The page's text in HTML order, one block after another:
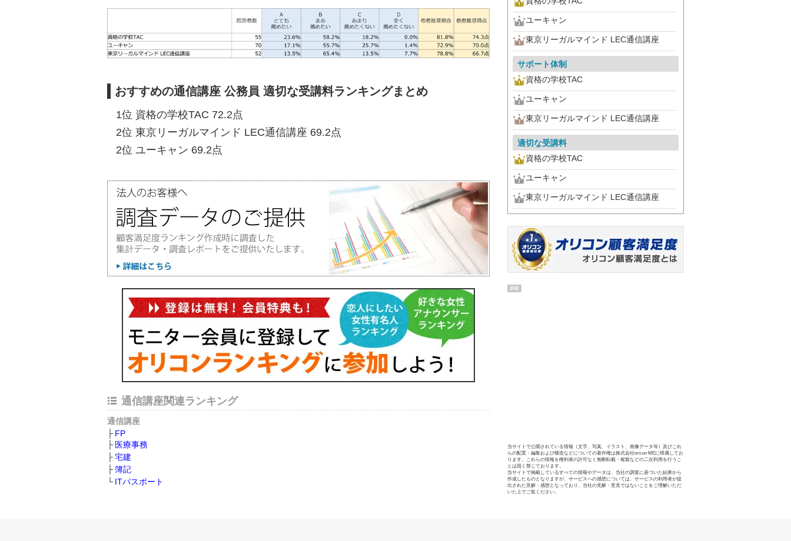
おすすめの通信講座 公務員 適切な受講料ランキングまとめ
1位 資格の学校TAC 72.2点
2位 東京リーガルマインド LEC通信講座 69.2点
2位 ユーキャン 69.2点
通信講座関連ランキング
通信講座
FP
医療事務
宅建
簿記
ITパスポート
ユーキャン
東京リーガルマインド LEC通信講座
サポート体制
資格の学校TAC
ユーキャン
東京リーガルマインド LEC通信講座
適切な受講料
資格の学校TAC
ユーキャン
東京リーガルマインド LEC通信講座
PR
当サイトで公開されている情報（文字、写真、イラスト、画像データ等）及びこれ
らの配置・編集および構造などについての著作権は株式会社oricon MEに帰属してお
ります。これらの情報を権利者の許可なく無断転載・複製などの二次利用を行うこ
とは固く禁じております。
当サイトで掲載しているすべての情報やデータは、当社の調査に基づいた結果から
作成したものとなりますが、サービスへの感想については、サービスの利用者が提
出された見解・感想となっており、当社の見解・意見ではないことをご理解いただ
いた上でご覧ください。